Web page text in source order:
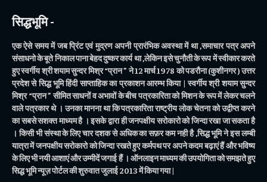
सिद्धभूमि -
एक ऐसे समय में जब प्रिंट एवं मुद्रण अपनी प्रारंभिक अवस्था में था ,समाचार पत्र अपने
संसाधनो के बूते निकाल पाना बेहद दुष्कर कार्य था ,लेकिन इसे चुनौती के रूप में स्वीकार करते
हुए स्वर्गीय श्री शयाम सुन्दर मिश्र “प्रान ” ने 12 मार्च 1978 को पडरौना (कुशीनगर ) उत्तर
प्रदेश से सिद्ध भूमि हिंदी साप्ताहिक का प्रकाशन आरम्भ किया | स्वर्गीय श्री शयाम सुन्दर
मिश्र “प्रान ” सीमित साधनों व अभावों के बीच पत्रकारिता को मिशन के रूप में लेकर चलने
वाले पत्रकार थे । उनका मानना था कि पत्रकारिता राष्ट्रीय लोक चेतना को उद्वीप्त करने
का सबसे सशक्त माध्यम है । इसके द्वारा ही जनपक्षीय सरोकारो को जिन्दा रखा जा सकता है
। किसी भी संस्था के लिए चार दशक से अधिक का सफ़र कम नही है ,सिद्ध भूमि ने इस लम्बी
यात्रा में जनपक्षीय सरोकारो को जिन्दा रखते हुए कर्मपथ पर अपने कदम बढ़ाएं हैं और भविष्य
के लिए भी नयी आशाएं और उम्मीदें जगाई हैं । ऑनलाइन माध्यम की उपयोगिता को समझते हुए
सिद्ध भूमि न्यूज़ पोर्टल की शुरुवात जुलाई 2013 में किया गया |